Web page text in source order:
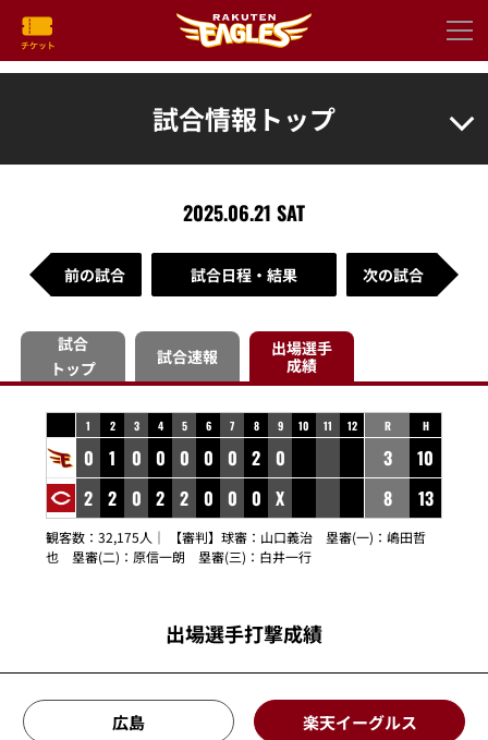
試合情報トップ
2025.06.21 SAT
前の試合 試合日程・結果 次の試合
試合
トップ
試合速報
出場選手
成績
1 2 3 4 5 6 7 8 9 10 11 12
0 1 0 0 0 0 0 2 0
2 2 0 2 2 0 0 0 X
R H
3
10
8
13
観客数：32,175人｜ 【審判】球審： 山口義治 塁審(一)： 嶋田哲
也 塁審(二)： 原信一朗 塁審(三)： 白井一行
出場選手打撃成績
広島 楽天イーグルス